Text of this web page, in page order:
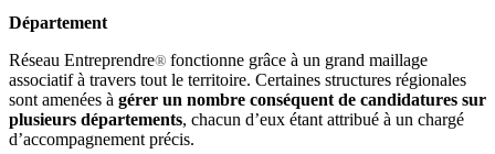
Département
Réseau Entreprendre® fonctionne grâce à un grand maillage
associatif à travers tout le territoire. Certaines structures régionales
sont amenées à gérer un nombre conséquent de candidatures sur
plusieurs départements, chacun d’eux étant attribué à un chargé
d’accompagnement précis.